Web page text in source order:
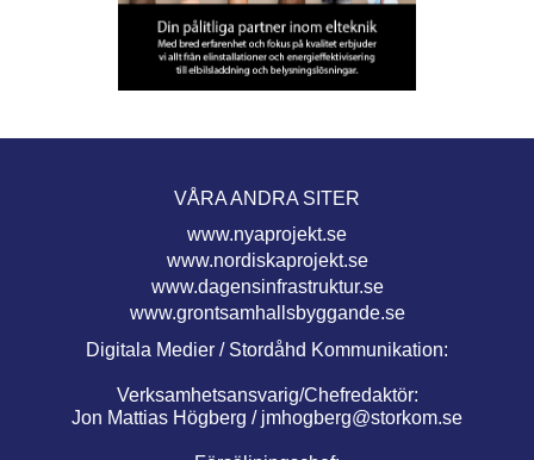
VÅRA ANDRA SITER
www.nyaprojekt.se
www.nordiskaprojekt.se
www.dagensinfrastruktur.se
www.grontsamhallsbyggande.se
Digitala Medier / Stordåhd Kommunikation:
Verksamhetsansvarig/Chefredaktör:
Jon Mattias Högberg / jmhogberg@storkom.se